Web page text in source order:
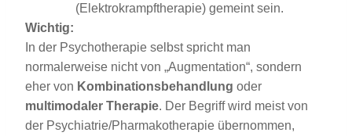
(Elektrokrampftherapie) gemeint sein.
Wichtig:
In der Psychotherapie selbst spricht man
normalerweise nicht von „Augmentation“, sondern
eher von Kombinationsbehandlung oder
multimodaler Therapie. Der Begriff wird meist von
der Psychiatrie/Pharmakotherapie übernommen,